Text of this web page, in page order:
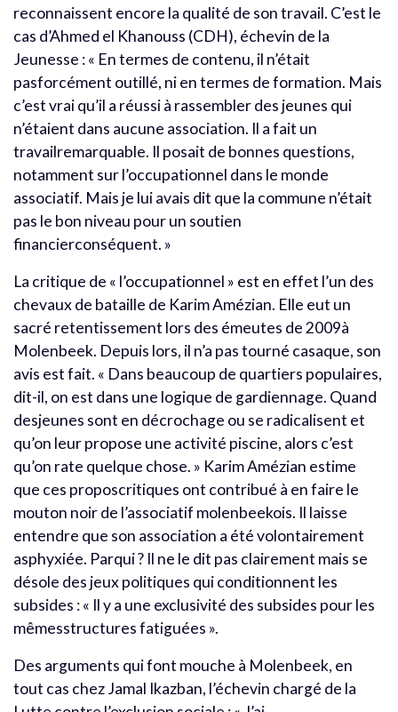
reconnaissent encore la qualité de son travail. C’est le
cas d’Ahmed el Khanouss (CDH), échevin de la
Jeunesse : « En termes de contenu, il n’était
pasforcément outillé, ni en termes de formation. Mais
c’est vrai qu’il a réussi à rassembler des jeunes qui
n’étaient dans aucune association. Il a fait un
travailremarquable. Il posait de bonnes questions,
notamment sur l’occupationnel dans le monde
associatif. Mais je lui avais dit que la commune n’était
pas le bon niveau pour un soutien
financierconséquent. »
La critique de « l’occupationnel » est en effet l’un des
chevaux de bataille de Karim Amézian. Elle eut un
sacré retentissement lors des émeutes de 2009à
Molenbeek. Depuis lors, il n’a pas tourné casaque, son
avis est fait. « Dans beaucoup de quartiers populaires,
dit-il, on est dans une logique de gardiennage. Quand
desjeunes sont en décrochage ou se radicalisent et
qu’on leur propose une activité piscine, alors c’est
qu’on rate quelque chose. » Karim Amézian estime
que ces proposcritiques ont contribué à en faire le
mouton noir de l’associatif molenbeekois. Il laisse
entendre que son association a été volontairement
asphyxiée. Parqui ? Il ne le dit pas clairement mais se
désole des jeux politiques qui conditionnent les
subsides : « Il y a une exclusivité des subsides pour les
mêmesstructures fatiguées ».
Des arguments qui font mouche à Molenbeek, en
tout cas chez Jamal Ikazban, l’échevin chargé de la